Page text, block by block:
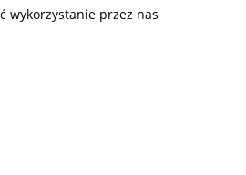
wykorzystanie przez nas